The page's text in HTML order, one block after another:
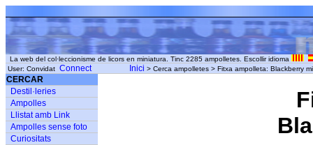
La web del col·leccionisme de licors en miniatura. Tinc 2285 ampolletes. Escollir idioma
User: Convidat Connect Inici > Cerca ampolletes > Fitxa ampolleta: Blackberry
CERCAR
Destil·leries
Ampolles
Llistat amb Link
Ampolles sense foto
Curiositats